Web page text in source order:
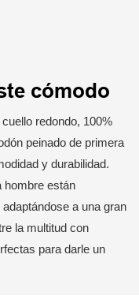
cómodo
redondo, 100%
peinado de primera
y durabilidad.
hombre están
a una gran
la multitud con
para darle un